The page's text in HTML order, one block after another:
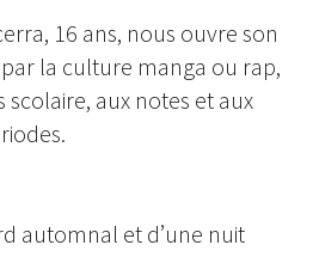
16 ans, nous ouvre son
la culture manga ou rap,
aux notes et aux
automnal et d’une nuit